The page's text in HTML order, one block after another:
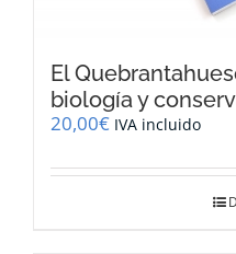
El
biología y
20,00€ IVA incluido